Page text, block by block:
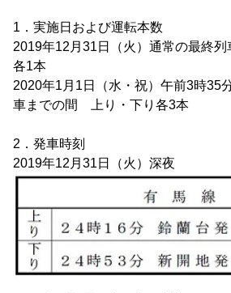
1．実施日および運転本数
2019年12月31日（火）通常の最終
各1本
2020年1月1日（水・祝）午前3時35
車までの間 上り・下り各3本
2．発車時刻
2019年12月31日（火）深夜